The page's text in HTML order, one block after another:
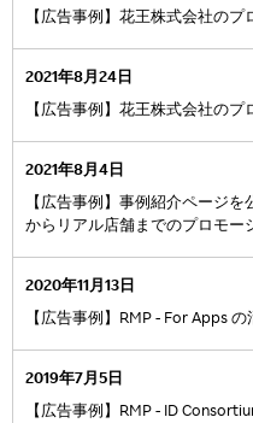
【広告事例】花王株式会社の
2021年8月24日
【広告事例】花王株式会社の
2021年8月4日
【広告事例】事例紹介ページ
からリアル店舗までのプロモー
2020年11月13日
【広告事例】RMP - For Apps
2019年7月5日
【広告事例】RMP - ID